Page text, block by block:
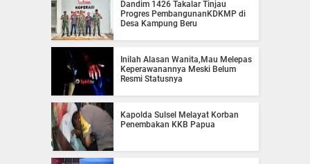
Dandim 1426 Takalar Tinjau
Progres PembangunanKDKMP di
Desa Kampung Beru
Inilah Alasan Wanita,Mau Melepas
Keperawanannya Meski Belum
Resmi Statusnya
Kapolda Sulsel Melayat Korban
Penembakan KKB Papua